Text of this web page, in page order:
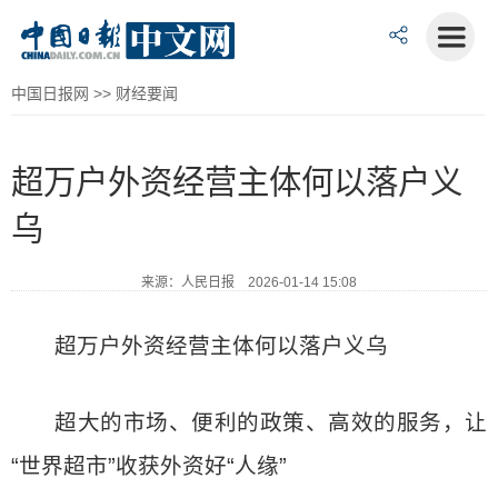
中国日报网 >> 财经要闻
超万户外资经营主体何以落户义
乌
来源：人民日报 2026-01-14 15:08
超万户外资经营主体何以落户义乌
超大的市场、便利的政策、高效的服务，让
“世界超市”收获外资好“人缘”